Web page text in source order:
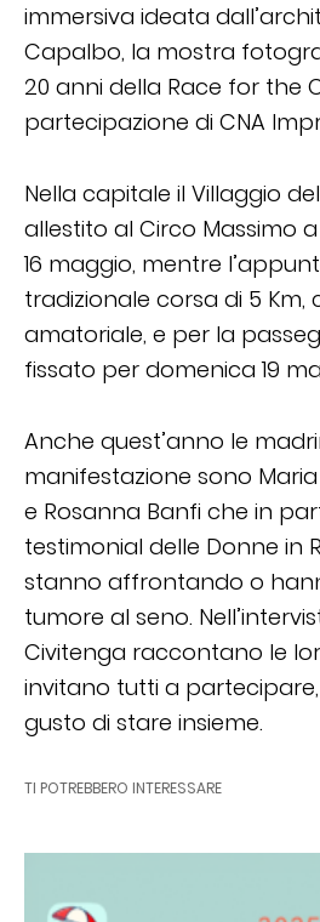
immersiva ideata
Capalbo, la mostra
20 anni della Race for the
partecipazione di CNA
Nella capitale il Villaggio
allestito al Circo Massimo
16 maggio, mentre
tradizionale corsa di 5 Km,
amatoriale, e per la
fissato per domenica 19
Anche quest’anno le
manifestazione sono
e Rosanna Banfi che in
testimonial delle Donne in
stanno affrontando o
tumore al seno.
Civitenga raccontano le
invitano tutti a
gusto di stare insieme.
TI POTREBBERO INTERESSARE